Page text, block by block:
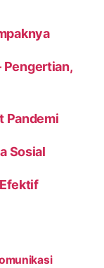
Pengertian,
Pandemi
Sosial